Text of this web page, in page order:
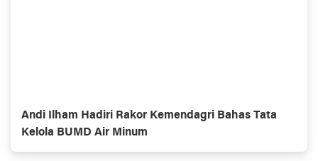
Andi Ilham Hadiri Rakor Kemendagri Bahas Tata
Kelola BUMD Air Minum